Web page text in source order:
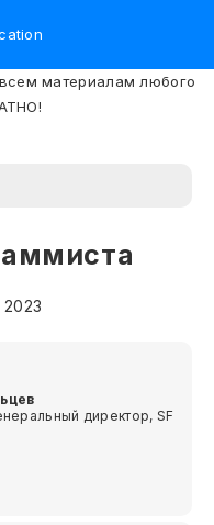
директор, SF